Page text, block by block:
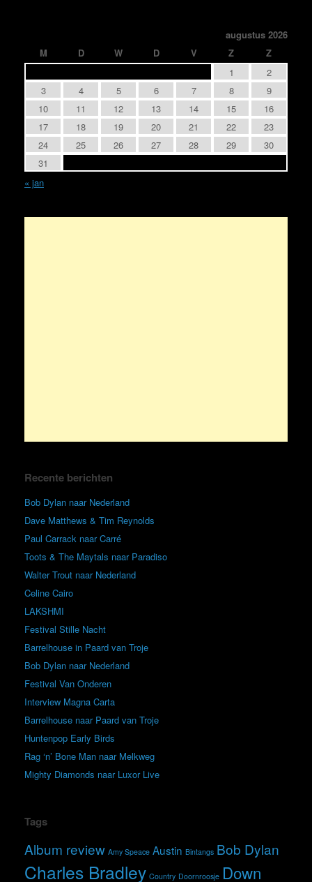
augustus 2026
M
D W D V Z
Z
1
2
3
4 5 6 7 8
9
10
11 12 13 14 15
16
17
18 19 20 21 22
23
24
25 26 27 28 29
30
31
« jan
Recente berichten
Bob Dylan naar Nederland
Dave Matthews & Tim Reynolds
Paul Carrack naar Carré
Toots & The Maytals naar Paradiso
Walter Trout naar Nederland
Celine Cairo
LAKSHMI
Festival Stille Nacht
Barrelhouse in Paard van Troje
Bob Dylan naar Nederland
Festival Van Onderen
Interview Magna Carta
Barrelhouse naar Paard van Troje
Huntenpop Early Birds
Rag ‘n’ Bone Man naar Melkweg
Mighty Diamonds naar Luxor Live
Tags
Album review Amy Speace Austin Bintangs Bob Dylan
Charles Bradley Country Doornroosje Down